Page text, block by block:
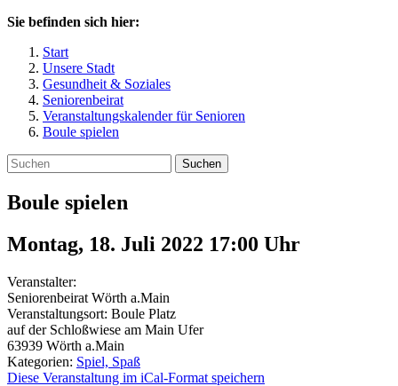
Sie befinden sich hier:
Start
Unsere Stadt
Gesundheit & Soziales
Seniorenbeirat
Veranstaltungskalender für Senioren
Boule spielen
Suchen
Boule spielen
Montag, 18. Juli 2022 17:00 Uhr
Veranstalter:
Seniorenbeirat Wörth a.Main
Veranstaltungsort: Boule Platz
auf der Schloßwiese am Main Ufer
63939 Wörth a.Main
Kategorien: Spiel, Spaß
Diese Veranstaltung im iCal-Format speichern